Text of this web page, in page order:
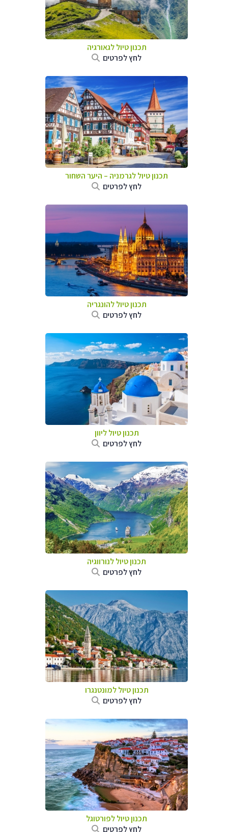
תכנון טיול לגאורגיה
לחץ לפרטים
תכנון טיול לגרמניה – היער השחור
לחץ לפרטים
תכנון טיול להונגריה
לחץ לפרטים
תכנון טיול ליוון
לחץ לפרטים
תכנון טיול לנורווגיה
לחץ לפרטים
תכנון טיול למונטנגרו
לחץ לפרטים
תכנון טיול לפורטוגל
לחץ לפרטים